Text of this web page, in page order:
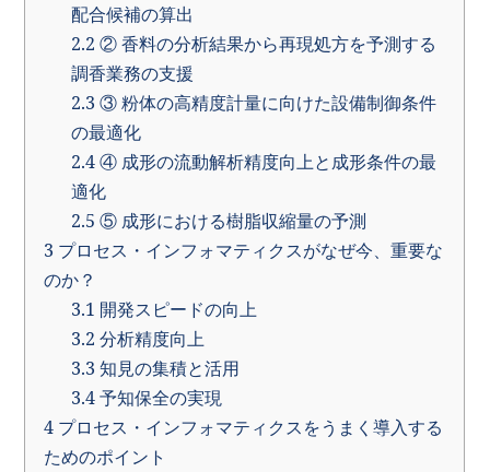
配合候補の算出
2.2 ② 香料の分析結果から再現処方を予測する
調香業務の支援
2.3 ③ 粉体の高精度計量に向けた設備制御条件
の最適化
2.4④ 成形の流動解析精度向上と成形条件の最
適化
2.5 ⑤ 成形における樹脂収縮量の予測
3 プロセス・インフォマティクスがなぜ今、重要な
のか？
3.1 開発スピードの向上
3.2 分析精度向上
3.3 知見の集積と活用
3.4予知保全の実現
4 プロセス・インフォマティクスをうまく導入する
ためのポイント